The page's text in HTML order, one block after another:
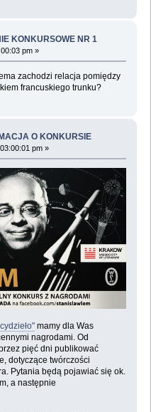
KONKURSOWE NR 1
pm »
zachodzi relacja pomiędzy
francuskiego trunku?
O KONKURSIE
pm »
mamy dla Was
nagrodami. Od
pięć dni publikować
dotyczące twórczości
Pytania będą pojawiać się ok.
a następnie